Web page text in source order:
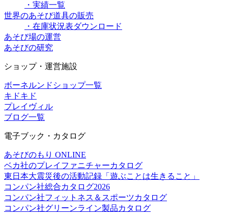
・実績一覧
世界のあそび道具の販売
・在庫状況表ダウンロード
あそび場の運営
あそびの研究
ショップ・運営施設
ボーネルンドショップ一覧
キドキド
プレイヴィル
ブログ一覧
電子ブック・カタログ
あそびのもり ONLINE
ベカ社のプレイファニチャーカタログ
東日本大震災後の活動記録「遊ぶことは生きること」
コンパン社総合カタログ2026
コンパン社フィットネス＆スポーツカタログ
コンパン社グリーンライン製品カタログ